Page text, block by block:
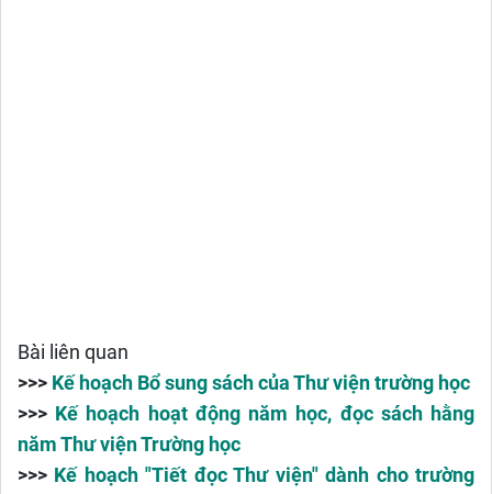
Bài liên quan
>>> Kế hoạch Bổ sung sách của Thư viện trường học
>>> Kế hoạch hoạt động năm học, đọc sách hằng
năm Thư viện Trường học
>>> Kế hoạch "Tiết đọc Thư viện" dành cho trường